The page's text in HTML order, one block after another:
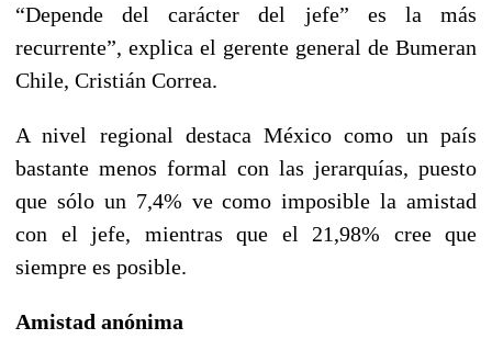
“Depende del carácter del jefe” es la más
recurrente”, explica el gerente general de Bumeran
Chile, Cristián Correa.
A nivel regional destaca México como un país
bastante menos formal con las jerarquías, puesto
que sólo un 7,4% ve como imposible la amistad
con el jefe, mientras que el 21,98% cree que
siempre es posible.
Amistad anónima